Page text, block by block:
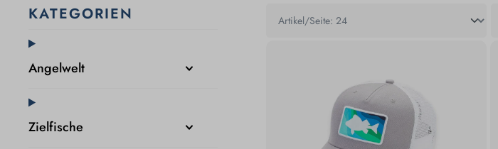
KATEGORIEN
Angelwelt
Zielfische